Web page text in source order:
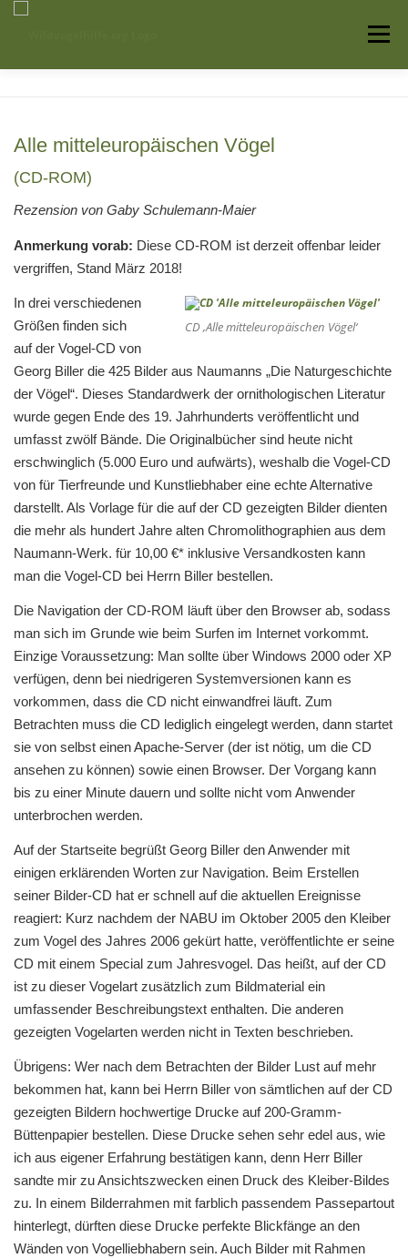
Menü
Auffangstationen
Alle mitteleuropäischen Vögel
(CD-ROM)
Rezension von Gaby Schulemann-Maier
Anmerkung vorab: Diese CD-ROM ist derzeit offenbar leider
vergriffen, Stand März 2018!
CD ‚Alle mitteleuropäischen Vögel‘
In drei verschiedenen
Größen finden sich
auf der Vogel-CD von
Georg Biller die 425 Bilder aus Naumanns „Die Naturgeschichte
der Vögel“. Dieses Standardwerk der ornithologischen Literatur
wurde gegen Ende des 19. Jahrhunderts veröffentlicht und
umfasst zwölf Bände. Die Originalbücher sind heute nicht
erschwinglich (5.000 Euro und aufwärts), weshalb die Vogel-CD
von für Tierfreunde und Kunstliebhaber eine echte Alternative
darstellt. Als Vorlage für die auf der CD gezeigten Bilder dienten
die mehr als hundert Jahre alten Chromolithographien aus dem
Naumann-Werk. für 10,00 €* inklusive Versandkosten kann
man die Vogel-CD bei Herrn Biller bestellen.
Die Navigation der CD-ROM läuft über den Browser ab, sodass
man sich im Grunde wie beim Surfen im Internet vorkommt.
Einzige Voraussetzung: Man sollte über Windows 2000 oder XP
verfügen, denn bei niedrigeren Systemversionen kann es
vorkommen, dass die CD nicht einwandfrei läuft. Zum
Betrachten muss die CD lediglich eingelegt werden, dann startet
sie von selbst einen Apache-Server (der ist nötig, um die CD
ansehen zu können) sowie einen Browser. Der Vorgang kann
bis zu einer Minute dauern und sollte nicht vom Anwender
unterbrochen werden.
Auf der Startseite begrüßt Georg Biller den Anwender mit
einigen erklärenden Worten zur Navigation. Beim Erstellen
seiner Bilder-CD hat er schnell auf die aktuellen Ereignisse
reagiert: Kurz nachdem der NABU im Oktober 2005 den Kleiber
zum Vogel des Jahres 2006 gekürt hatte, veröffentlichte er seine
CD mit einem Special zum Jahresvogel. Das heißt, auf der CD
ist zu dieser Vogelart zusätzlich zum Bildmaterial ein
umfassender Beschreibungstext enthalten. Die anderen
gezeigten Vogelarten werden nicht in Texten beschrieben.
Übrigens: Wer nach dem Betrachten der Bilder Lust auf mehr
bekommen hat, kann bei Herrn Biller von sämtlichen auf der CD
gezeigten Bildern hochwertige Drucke auf 200-Gramm-
Büttenpapier bestellen. Diese Drucke sehen sehr edel aus, wie
ich aus eigener Erfahrung bestätigen kann, denn Herr Biller
sandte mir zu Ansichtszwecken einen Druck des Kleiber-Bildes
zu. In einem Bilderrahmen mit farblich passendem Passepartout
hinterlegt, dürften diese Drucke perfekte Blickfänge an den
Wänden von Vogelliebhabern sein. Auch Bilder mit Rahmen